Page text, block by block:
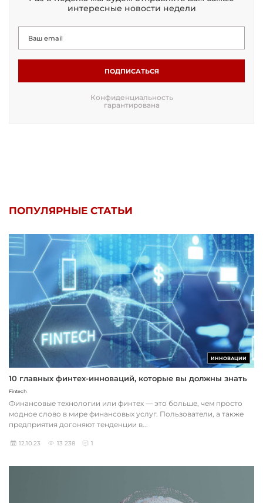
интересные новости недели
ПОДПИСАТЬСЯ
Конфиденциальность
гарантирована
ПОПУЛЯРНЫЕ СТАТЬИ
ИННОВАЦИИ
10 главных финтех-инноваций, которые вы должны знать
Fintech
Финансовые технологии или финтех — это больше, чем просто
модное слово в мире финансовых услуг. Пользователи, а также
предприятия догоняют тенденции в...
12.10.23 13 238 1